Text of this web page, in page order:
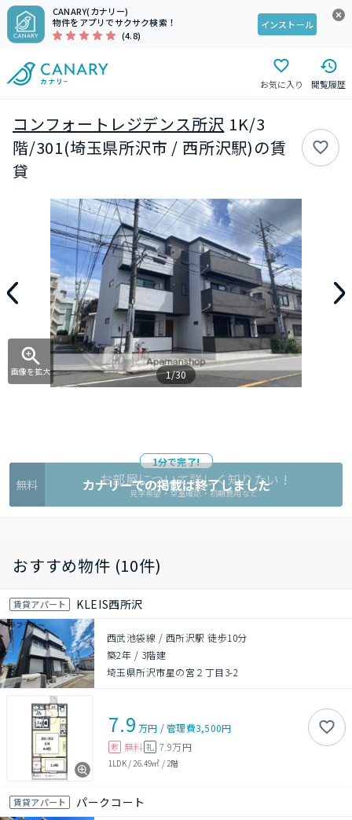
CANARY(カナリー)
物件をアプリでサクサク検索！
(4.8)
インストール
お気に入り 閲覧履歴
コンフォートレジデンス所沢 1K/3
階/301(埼玉県所沢市 / 西所沢駅)の賃
貸
画像を拡大 1/30
1分で完了!
無料 お部屋について詳しく知りたい !
見学希望・空室確認・初期費用など
カナリーでの掲載は終了しました
おすすめ物件 (10件)
賃貸アパート KLEIS西所沢
西武池袋線 / 西所沢駅 徒歩10分
築2年 / 3階建
埼玉県所沢市星の宮２丁目3-2
7.9 万円 /管理費3,500円
敷 無料 礼 7.9万円
1LDK/ 26.49㎡ / 2階
賃貸アパート パークコート